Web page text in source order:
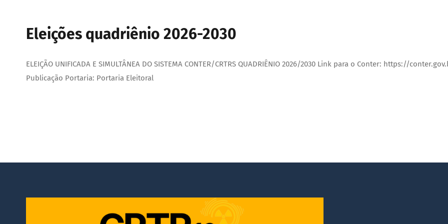
Eleições quadriênio 2026-2030
ELEIÇÃO UNIFICADA E SIMULTÂNEA DO SISTEMA CONTER/CRTRS QUADRIÊNIO 2026/2030 Link para o Conter: https://
Publicação Portaria: Portaria Eleitoral